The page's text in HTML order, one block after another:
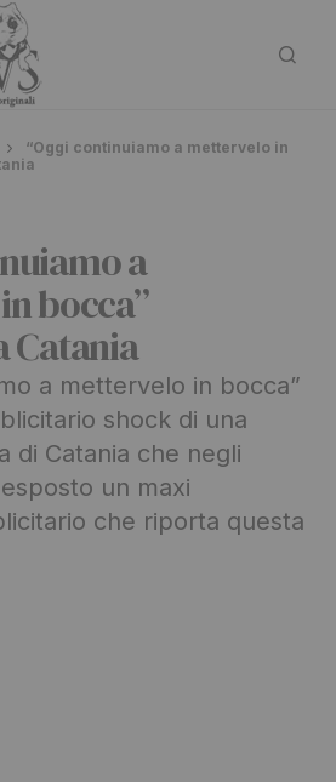
“Oggi continuiamo a mettervelo in
a
bocca”
Catania
a mettervelo in bocca”
shock di una
di Catania che negli
un maxi
che riporta questa